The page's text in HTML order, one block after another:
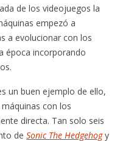
de los videojuegos la
empezó a
a evolucionar con los
época incorporando
un buen ejemplo de ello,
con los
directa. Tan solo seis
deSonic The Hedgehogy